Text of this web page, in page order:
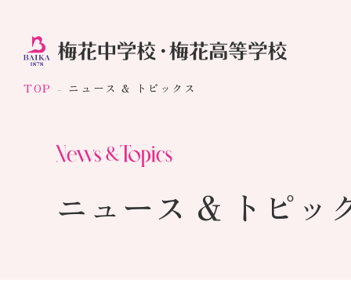
TOP ニュース & トピックス
ニュース & トピッ